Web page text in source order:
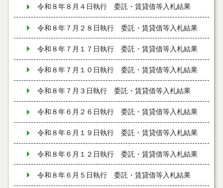
令和８年８月４日執行 委託・賃貸借等入札結果
令和８年７月２８日執行 委託・賃貸借等入札結果
令和８年７月１７日執行 委託・賃貸借等入札結果
令和８年７月１０日執行 委託・賃貸借等入札結果
令和８年７月３日執行 委託・賃貸借等入札結果
令和８年６月２６日執行 委託・賃貸借等入札結果
令和８年６月１９日執行 委託・賃貸借等入札結果
令和８年６月１２日執行 委託・賃貸借等入札結果
令和８年６月５日執行 委託・賃貸借等入札結果